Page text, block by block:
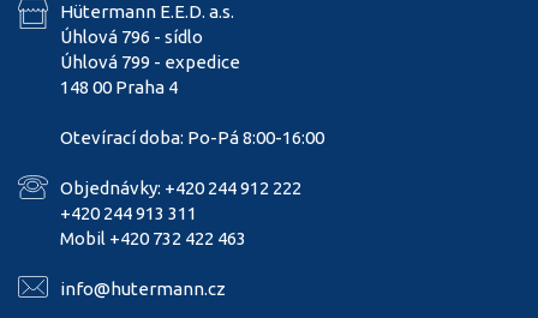
Hütermann E.E.D. a.s.
Úhlová 796 - sídlo
Úhlová 799 - expedice
148 00 Praha 4
Otevírací doba: Po-Pá 8:00-16:00
Objednávky: +420 244 912 222
+420 244 913 311
Mobil +420 732 422 463
info@hutermann.cz